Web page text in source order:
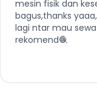
mesin fisik dan
bagus,thanks
lagi ntar mau
rekomend🧶